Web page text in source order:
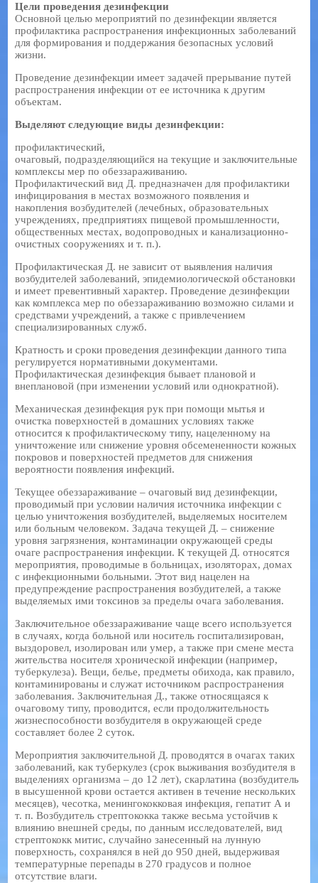
Цели проведения дезинфекции
Основной целью мероприятий по дезинфекции является
профилактика распространения инфекционных заболеваний
для формирования и поддержания безопасных условий
жизни.
Проведение дезинфекции имеет задачей прерывание путей
распространения инфекции от ее источника к другим
объектам.
Выделяют следующие виды дезинфекции:
профилактический,
очаговый, подразделяющийся на текущие и заключительные
комплексы мер по обеззараживанию.
Профилактический вид Д. предназначен для профилактики
инфицирования в местах возможного появления и
накопления возбудителей (лечебных, образовательных
учреждениях, предприятиях пищевой промышленности,
общественных местах, водопроводных и канализационно-
очистных сооружениях и т. п.).
Профилактическая Д. не зависит от выявления наличия
возбудителей заболеваний, эпидемиологической обстановки
и имеет превентивный характер. Проведение дезинфекции
как комплекса мер по обеззараживанию возможно силами и
средствами учреждений, а также с привлечением
специализированных служб.
Кратность и сроки проведения дезинфекции данного типа
регулируется нормативными документами.
Профилактическая дезинфекция бывает плановой и
внеплановой (при изменении условий или однократной).
Механическая дезинфекция рук при помощи мытья и
очистка поверхностей в домашних условиях также
относится к профилактическому типу, нацеленному на
уничтожение или снижение уровня обсемененности кожных
покровов и поверхностей предметов для снижения
вероятности появления инфекций.
Текущее обеззараживание – очаговый вид дезинфекции,
проводимый при условии наличия источника инфекции с
целью уничтожения возбудителей, выделяемых носителем
или больным человеком. Задача текущей Д. – снижение
уровня загрязнения, контаминации окружающей среды
очаге распространения инфекции. К текущей Д. относятся
мероприятия, проводимые в больницах, изоляторах, домах
с инфекционными больными. Этот вид нацелен на
предупреждение распространения возбудителей, а также
выделяемых ими токсинов за пределы очага заболевания.
Заключительное обеззараживание чаще всего используется
в случаях, когда больной или носитель госпитализирован,
выздоровел, изолирован или умер, а также при смене места
жительства носителя хронической инфекции (например,
туберкулеза). Вещи, белье, предметы обихода, как правило,
контаминированы и служат источником распространения
заболевания. Заключительная Д., также относящаяся к
очаговому типу, проводится, если продолжительность
жизнеспособности возбудителя в окружающей среде
составляет более 2 суток.
Мероприятия заключительной Д. проводятся в очагах таких
заболеваний, как туберкулез (срок выживания возбудителя в
выделениях организма – до 12 лет), скарлатина (возбудитель
в высушенной крови остается активен в течение нескольких
месяцев), чесотка, менингококковая инфекция, гепатит А и
т. п. Возбудитель стрептококка также весьма устойчив к
влиянию внешней среды, по данным исследователей, вид
стрептококк митис, случайно занесенный на лунную
поверхность, сохранялся в ней до 950 дней, выдерживая
температурные перепады в 270 градусов и полное
отсутствие влаги.